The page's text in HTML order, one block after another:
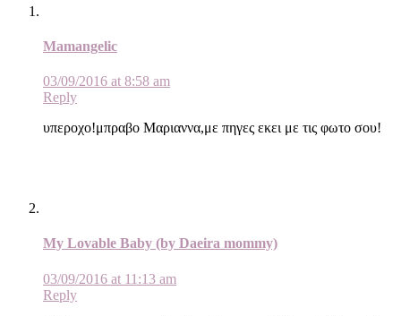
Mamangelic
03/09/2016 at 8:58 am
Reply
υπεροχο!μπραβο Μαριαννα,με πηγες εκει με τις φωτο σου!
My Lovable Baby (by Daeira mommy)
03/09/2016 at 11:13 am
Reply